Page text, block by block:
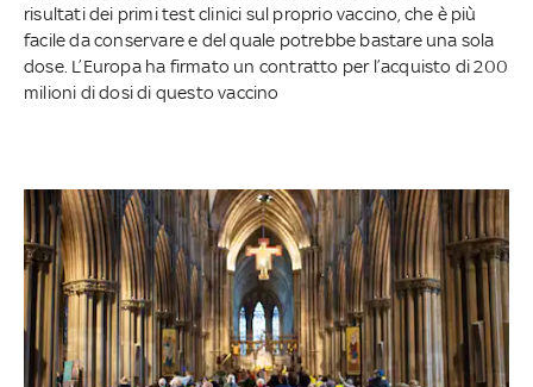
risultati dei primi test clinici sul proprio vaccino, che è più
facile da conservare e del quale potrebbe bastare una sola
dose. L’Europa ha firmato un contratto per l’acquisto di 200
milioni di dosi di questo vaccino